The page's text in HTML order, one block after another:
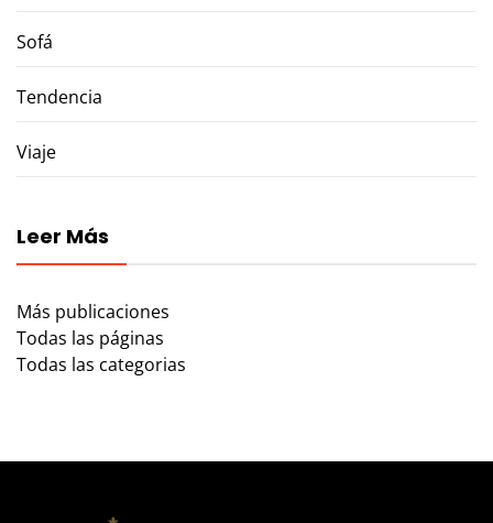
Sofá
Tendencia
Viaje
Leer Más
Más publicaciones
Todas las páginas
Todas las categorias